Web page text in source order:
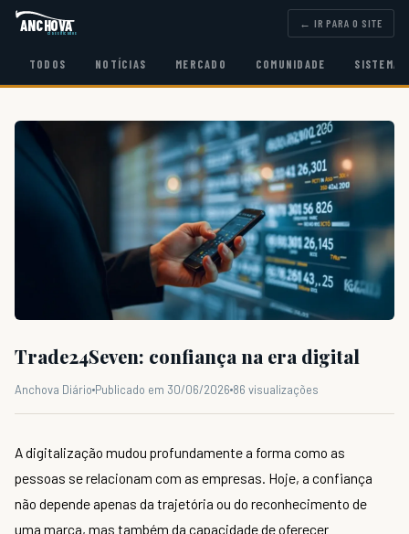
ANCHOVA
classificados
← IR PARA O SITE
TODOS NOTÍCIAS MERCADO COMUNIDADE SISTEMA
Trade24Seven: confiança na era digital
Anchova Diário Publicado em 30/06/2026 86 visualizações
A digitalização mudou profundamente a forma como as
pessoas se relacionam com as empresas. Hoje, a confiança
não depende apenas da trajetória ou do reconhecimento de
uma marca, mas também da capacidade de oferecer